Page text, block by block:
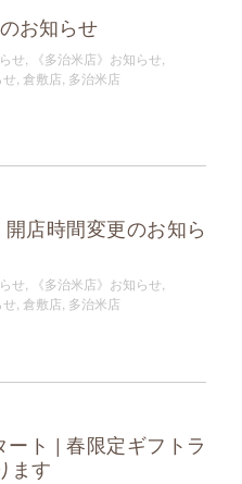
お知らせ
せ 《多治米店》お知らせ
倉敷店 多治米店
店時間変更のお知ら
せ, 《多治米店》お知らせ,
, 倉敷店, 多治米店
ート | 春限定ギフトラ
ます